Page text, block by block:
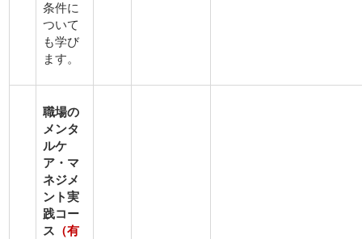
条件に
ついて
も学び
ます。
職場の
メンタ
ルケ
ア・マ
ネジメ
ント実
践コー
ス （有